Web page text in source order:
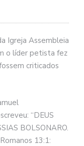
Igreja Assembleia
o líder petista fez
criticados
“DEUS
BOLSONARO.
13:1: